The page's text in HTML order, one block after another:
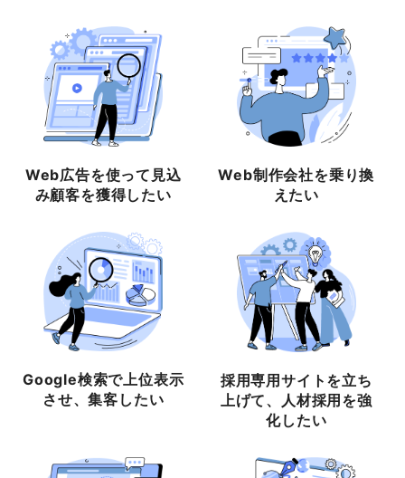
Web広告を使って見込
み顧客を獲得したい
Web制作会社を乗り換
えたい
Google検索で上位表示
させ、集客したい
採用専用サイトを立ち
上げて、人材採用を強
化したい